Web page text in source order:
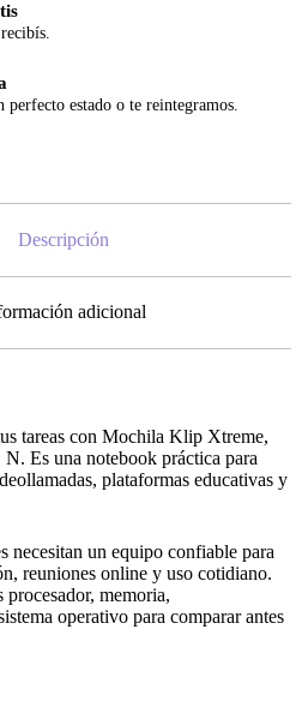
perfecto estado o te reintegramos.
Descripción
adicional
tareas con Mochila Klip Xtreme,
Es una notebook práctica para
plataformas educativas y
necesitan un equipo confiable para
reuniones online y uso cotidiano.
memoria,
operativo para comparar antes